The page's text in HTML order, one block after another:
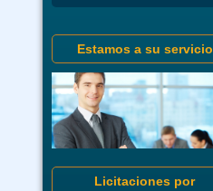
Estamos a su servicio
Licitaciones por